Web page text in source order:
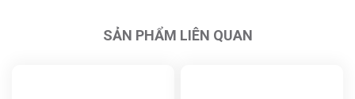
SẢN PHẨM LIÊN QUAN